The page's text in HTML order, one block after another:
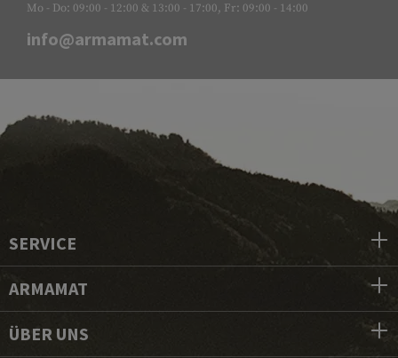
Mo - Do: 09:00 - 12:00 & 13:00 - 17:00, Fr: 09:00 - 14:00
info@armamat.com
SERVICE
ARMAMAT
ÜBER UNS